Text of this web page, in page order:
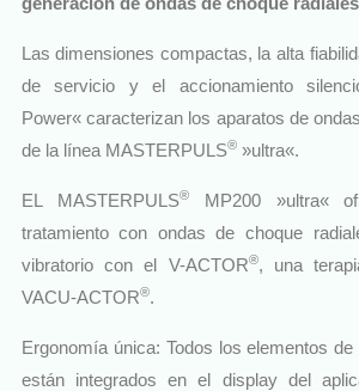
Las dimensiones compactas, la alta
de servicio y el accionamiento
Power« caracterizan los aparatos de
de la línea MASTERPULS®»ultra«.
EL MASTERPULS®MP200 »ultra«
tratamiento con ondas de choque
vibratorio con el V-ACTOR®, una
VACU-ACTOR®.
Ergonomía única: Todos los elementos
están integrados en el display del